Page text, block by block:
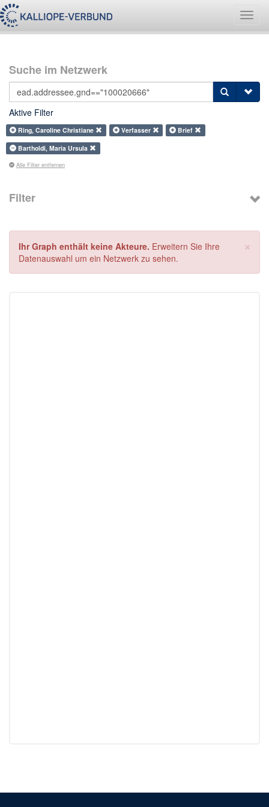
Suche im Netzwerk
Aktive Filter
Ring, Caroline Christiane Verfasser
Brief
Bartholdi, Maria Ursula
Alle Filter entfernen
Filter
×
Ihr Graph enthält keine Akteure. Erweitern Sie Ihre
Datenauswahl um ein Netzwerk zu sehen.